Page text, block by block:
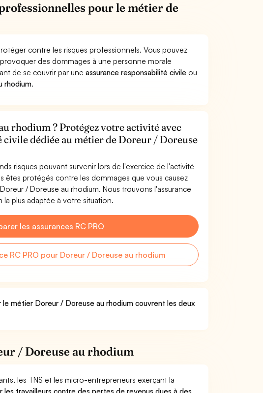
pour le métier de
contre les risques professionnels. Vous pouvez
des dommages à une personne morale
de se couvrir par uneassurance responsabilité civile ou
rhodium.
rhodium ? Protégez votre activité avec
civile dédiée au métier de Doreur / Doreuse
risques pouvant survenir lors de l'exercice de l'activité
êtes protégés contre les dommages que vous causez
/ Doreuse au rhodium. Nous trouvons l'assurance
plus adaptée à votre situation.
les assurances RC PRO
RC PRO pour Doreur / Doreuse au rhodium
métier Doreur / Doreuse au rhodium couvrent les deux
/ Doreuse au rhodium
les TNS et les micro-entrepreneurs exerçant la
les travailleurs contre des pertes de revenus dues à des